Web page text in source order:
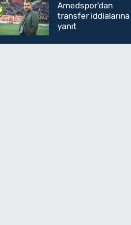
Amedspor’dan
transfer iddialarına
yanıt